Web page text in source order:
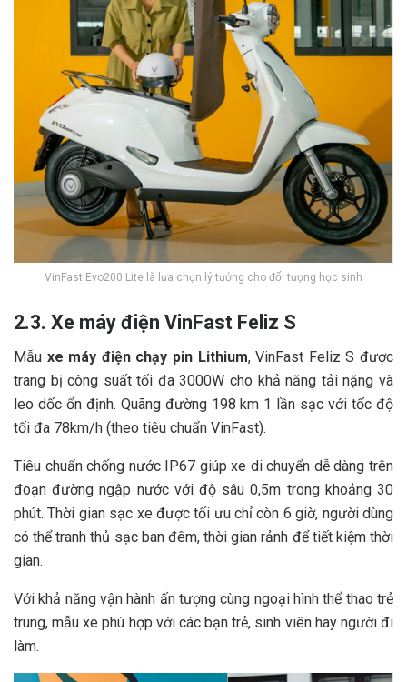
VinFast Evo200 Lite là lựa chọn lý tưởng cho đối tượng học sinh
2.3. Xe máy điện VinFast Feliz S
Mẫu xe máy điện chạy pin Lithium, VinFast Feliz S được
trang bị công suất tối đa 3000W cho khả năng tải nặng và
leo dốc ổn định. Quãng đường 198 km 1 lần sạc với tốc độ
tối đa 78km/h (theo tiêu chuẩn VinFast).
Tiêu chuẩn chống nước IP67 giúp xe di chuyển dễ dàng trên
đoạn đường ngập nước với độ sâu 0,5m trong khoảng 30
phút. Thời gian sạc xe được tối ưu chỉ còn 6 giờ, người dùng
có thể tranh thủ sạc ban đêm, thời gian rảnh để tiết kiệm thời
gian.
Với khả năng vận hành ấn tượng cùng ngoại hình thể thao trẻ
trung, mẫu xe phù hợp với các bạn trẻ, sinh viên hay người đi
làm.